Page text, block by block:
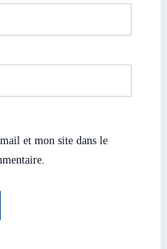
et mon site dans le